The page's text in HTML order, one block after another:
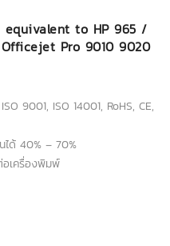
equivalent to HP 965 /
Officejet Pro 9010 9020
9001, ISO 14001, RoHS, CE,
ด้ 40% – 70%
อเครื่องพิมพ์